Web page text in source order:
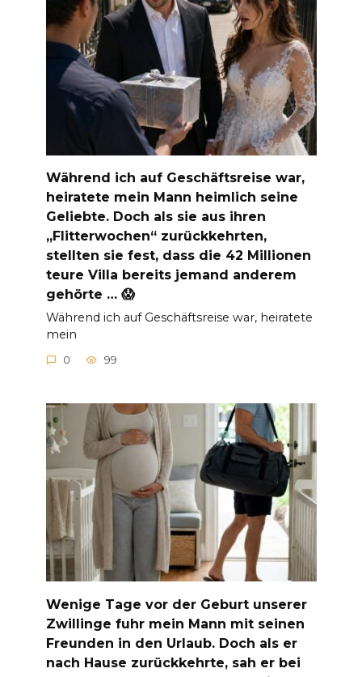
Während ich auf Geschäftsreise war,
heiratete mein Mann heimlich seine
Geliebte. Doch als sie aus ihren
„Flitterwochen“ zurückkehrten,
stellten sie fest, dass die 42 Millionen
teure Villa bereits jemand anderem
gehörte … 😱
Während ich auf Geschäftsreise war, heiratete
mein
0 99
Wenige Tage vor der Geburt unserer
Zwillinge fuhr mein Mann mit seinen
Freunden in den Urlaub. Doch als er
nach Hause zurückkehrte, sah er bei